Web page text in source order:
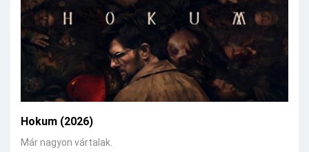
Hokum (2026)
Már nagyon vártalak.